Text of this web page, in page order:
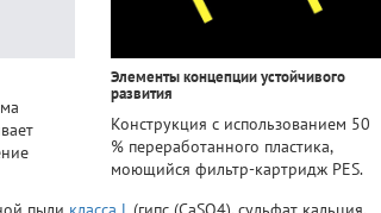
Элементы концепции устойчивого
развития
Конструкция с использованием 50
% переработанного пластика,
моющийся фильтр-картридж PES.